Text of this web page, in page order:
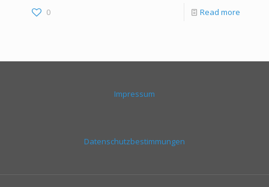
0 Read more
Impressum
Datenschutzbestimmungen